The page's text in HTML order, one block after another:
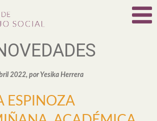
2022, por Yesika Herrera
ESPINOZA